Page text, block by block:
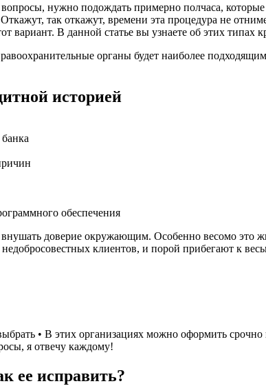
нужно подождать примерно полчаса,
так откажут, времени эта процедура не
вариант. В данной статье вы узнаете об этих типах
органы будет наиболее
историей
обеспечения
доверие окружающим. Особенно весомо это
клиентов, и порой прибегают к
• В этих организациях можно оформить
я отвечу каждому!
ее исправить?